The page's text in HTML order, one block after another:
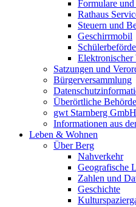
Formulare
Rathaus
Steuern und
Geschirrmobil
Elektronischer
Satzungen und
Bürgerversammlung
Überörtliche
gwt Starnberg
Informationen aus
Leben & Wohnen
Über Berg
Nahverkehr
Geografische
Zahlen und
Geschichte